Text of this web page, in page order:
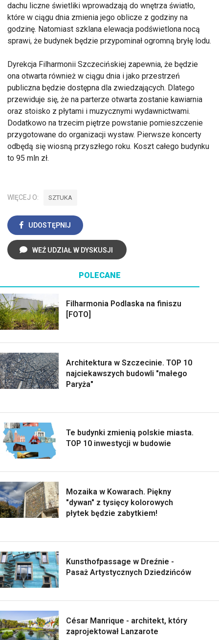
dachu liczne świetliki wprowadzają do wnętrza światło,
które w ciągu dnia zmienia jego oblicze z godziny na
godzinę. Natomiast szklana elewacja podświetlona nocą
sprawi, że budynek będzie przypominał ogromną bryłę lodu.
Dyrekcja Filharmonii Szczecińskiej zapewnia, że będzie
ona otwarta również w ciągu dnia i jako przestrzeń
publiczna będzie dostępna dla zwiedzających. Dlatego
przewiduje się, że na parterze otwarta zostanie kawiarnia
oraz stoisko z płytami i muzycznymi wydawnictwami.
Dodatkowo na trzecim piętrze powstanie pomieszczenie
przygotowane do organizacji wystaw. Pierwsze koncerty
odbędą się wiosną przyszłego roku. Koszt całego budynku
to 95 mln zł.
WIĘCEJ O: SZTUKA
UDOSTĘPNIJ
WEŹ UDZIAŁ W DYSKUSJI
POLECANE
Filharmonia Podlaska na finiszu
[FOTO]
Architektura w Szczecinie. TOP 10
najciekawszych budowli "małego
Paryża"
Te budynki zmienią polskie miasta.
TOP 10 inwestycji w budowie
Mozaika w Kowarach. Piękny
"dywan" z tysięcy kolorowych
płytek będzie zabytkiem!
Kunsthofpassage w Dreźnie -
Pasaż Artystycznych Dziedzińców
César Manrique - architekt, który
zaprojektował Lanzarote